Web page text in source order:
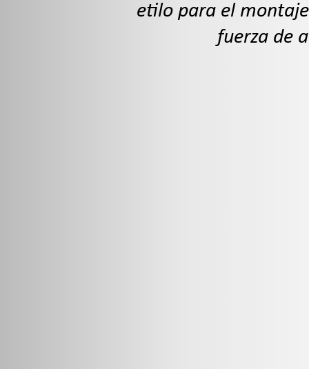
etilo para el
fuerza de